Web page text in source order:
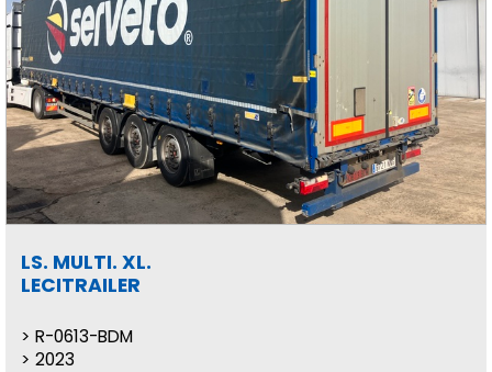
LS. MULTI. XL.
LECITRAILER
R-0613-BDM
2023